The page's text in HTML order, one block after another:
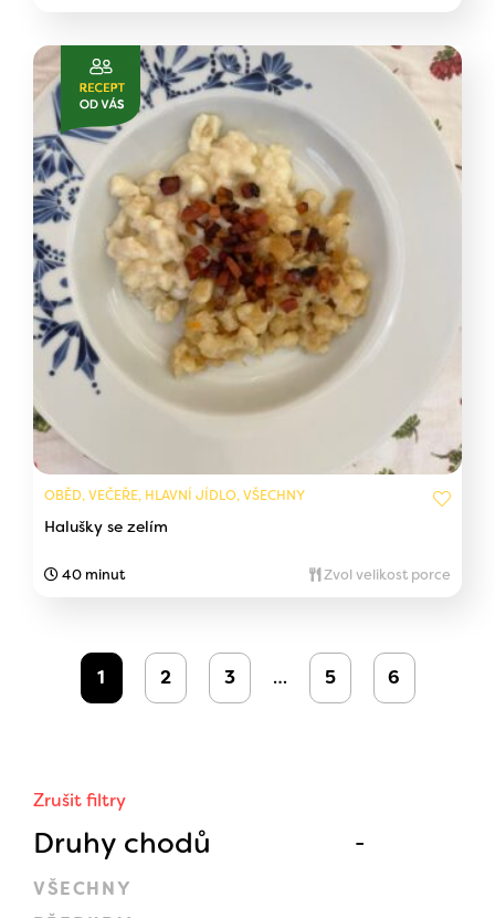
Zrušit filtry
Druhy chodů
VŠECHNY
OBĚD, VEČEŘE, HLAVNÍ JÍDLO, VŠECHNY
Halušky se zelím
40 minut Zvol velikost porce
1 2 3 … 5 6